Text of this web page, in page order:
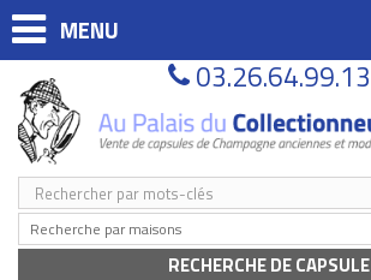
MENU
03.26.64.99.13
Recherche par maisons
RECHERCHE DE CAPSULE